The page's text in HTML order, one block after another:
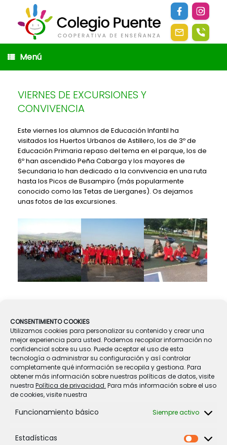
CONSENTIMIENTO COOKIES
Utilizamos cookies para personalizar su contenido y crear una
mejor experiencia para usted. Podemos recopilar información no
confidencial sobre su uso. Puede aceptar el uso de esta
tecnología o administrar su configuración y así controlar
completamente qué información se recopila y gestiona. Para
obtener más información sobre nuestras políticas de datos, visite
nuestra Política de privacidad. Para más información sobre el uso
de cookies, visite nuestra
Funcionamiento básico Siempre activo
Estadísticas
contenido
Menú
VIERNES DE EXCURSIONES Y
CONVIVENCIA
Este viernes los alumnos de Educación Infantil ha
visitados los Huertos Urbanos de Astillero, los de 3º de
Educación Primaria repaso del tema en el parque, los de
6º han ascendido Peña Cabarga y los mayores de
Secundaria lo han dedicado a la convivencia en una ruta
hasta los Picos de Busampiro (más popularmente
conocido como las Tetas de Lierganes). Os dejamos
unas fotos de las excursiones.
Navegador de artículos
← GUÍA PRIMEROS AUXILIOS PARA PADRES
SELLO DE CALIDAD EUROPEO →
Legal